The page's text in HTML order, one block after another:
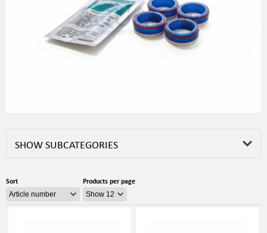
SHOW SUBCATEGORIES
Sort Products per page